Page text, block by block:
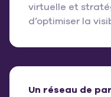
virtuelle et
d’optimiser la
Un réseau de